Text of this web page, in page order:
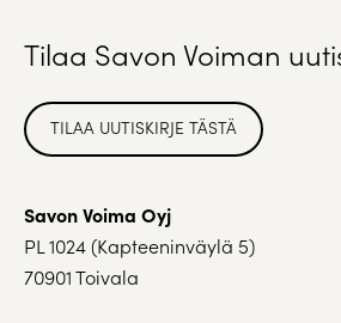
Tilaa Savon Voiman
TILAA UUTISKIRJE TÄSTÄ
Savon Voima Oyj
PL 1024 (Kapteeninväylä 5)
70901 Toivala